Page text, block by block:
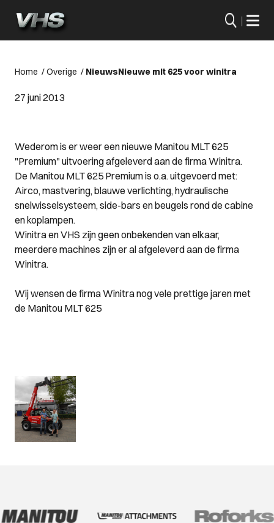
|
Home /Overige / NieuwsNieuwe mlt 625 voor winitra
27 juni 2013
Wederom is er weer een nieuwe Manitou MLT 625
"Premium" uitvoering afgeleverd aan de firma Winitra.
De Manitou MLT 625 Premium is o.a. uitgevoerd met:
Airco, mastvering, blauwe verlichting, hydraulische
snelwisselsysteem, side-bars en beugels rond de cabine
en koplampen.
Winitra en VHS zijn geen onbekenden van elkaar,
meerdere machines zijn er al afgeleverd aan de firma
Winitra.
Wij wensen de firma Winitra nog vele prettige jaren met
de Manitou MLT 625